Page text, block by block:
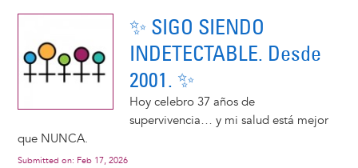
✨ SIGO SIENDO
INDETECTABLE. Desde
2001. ✨
Hoy celebro 37 años de
supervivencia… y mi salud está mejor
que NUNCA.
Submitted on: Feb 17, 2026